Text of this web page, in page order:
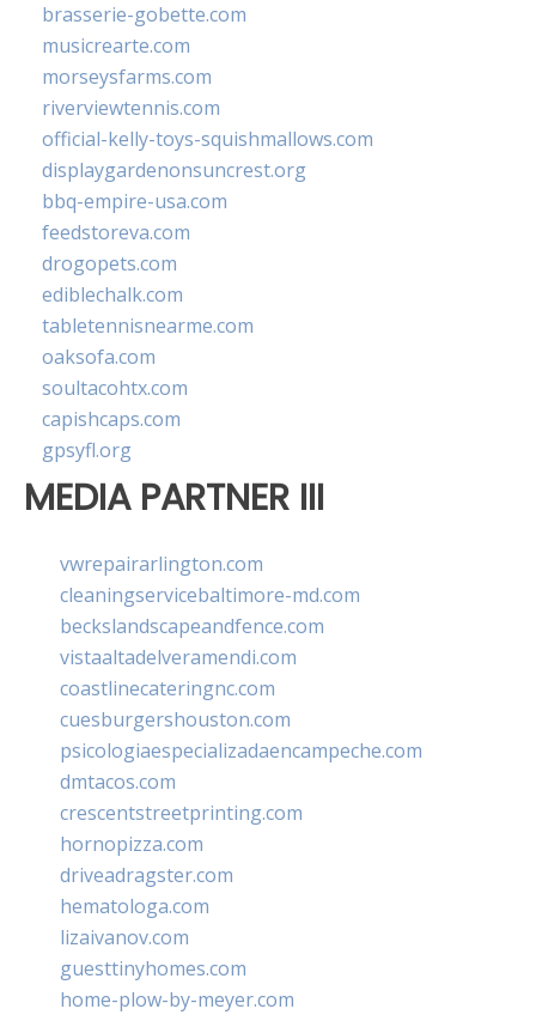
brasserie-gobette.com
musicrearte.com
morseysfarms.com
riverviewtennis.com
official-kelly-toys-squishmallows.com
displaygardenonsuncrest.org
bbq-empire-usa.com
feedstoreva.com
drogopets.com
ediblechalk.com
tabletennisnearme.com
oaksofa.com
soultacohtx.com
capishcaps.com
gpsyfl.org
MEDIA PARTNER III
vwrepairarlington.com
cleaningservicebaltimore-md.com
beckslandscapeandfence.com
vistaaltadelveramendi.com
coastlinecateringnc.com
cuesburgershouston.com
psicologiaespecializadaencampeche.com
dmtacos.com
crescentstreetprinting.com
hornopizza.com
driveadragster.com
hematologa.com
lizaivanov.com
guesttinyhomes.com
home-plow-by-meyer.com